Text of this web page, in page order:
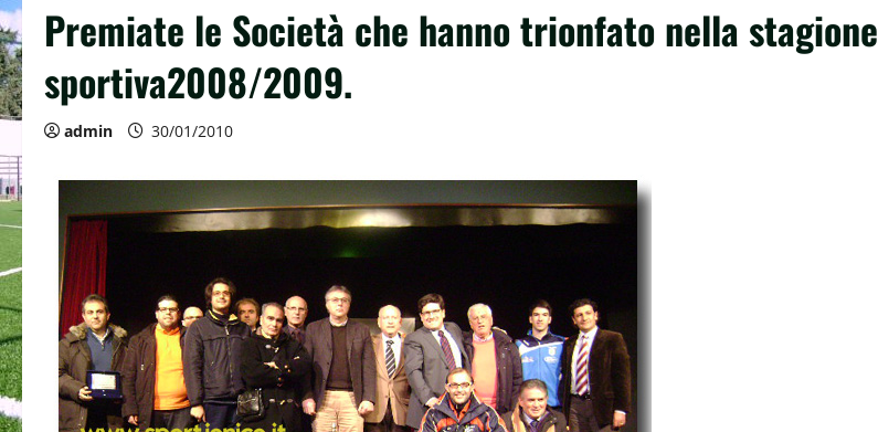
Premiate le Società che hanno trionfato nella stagione
sportiva2008/2009.
admin 30/01/2010